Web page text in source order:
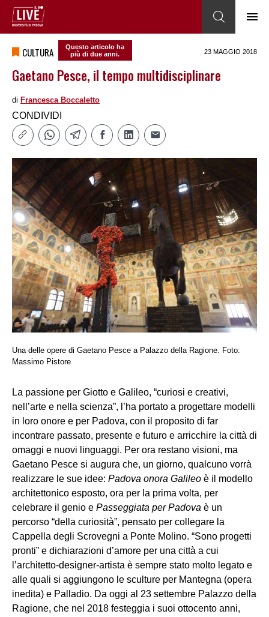
CULTURA
Questo articolo ha
più di due anni.
23 MAGGIO 2018
Gaetano Pesce, il tempo multidisciplinare
di Francesca Boccaletto
CONDIVIDI
Una delle opere di Gaetano Pesce a Palazzo della Ragione. Foto:
Massimo Pistore
La passione per Giotto e Galileo, “curiosi e creativi,
nell’arte e nella scienza”, l’ha portato a progettare modelli
in loro onore e per Padova, con il proposito di far
incontrare passato, presente e futuro e arricchire la città di
omaggi e nuovi linguaggi. Per ora restano visioni, ma
Gaetano Pesce si augura che, un giorno, qualcuno vorrà
realizzare le sue idee: Padova onora Galileo è il modello
architettonico esposto, ora per la prima volta, per
celebrare il genio e Passeggiata per Padova è un
percorso “della curiosità”, pensato per collegare la
Cappella degli Scrovegni a Ponte Molino. “Sono progetti
pronti” e dichiarazioni d’amore per una città a cui
l’architetto-designer-artista è sempre stato molto legato e
alle quali si aggiungono le sculture per Mantegna (opera
inedita) e Palladio. Da oggi al 23 settembre Palazzo della
Ragione, che nel 2018 festeggia i suoi ottocento anni,